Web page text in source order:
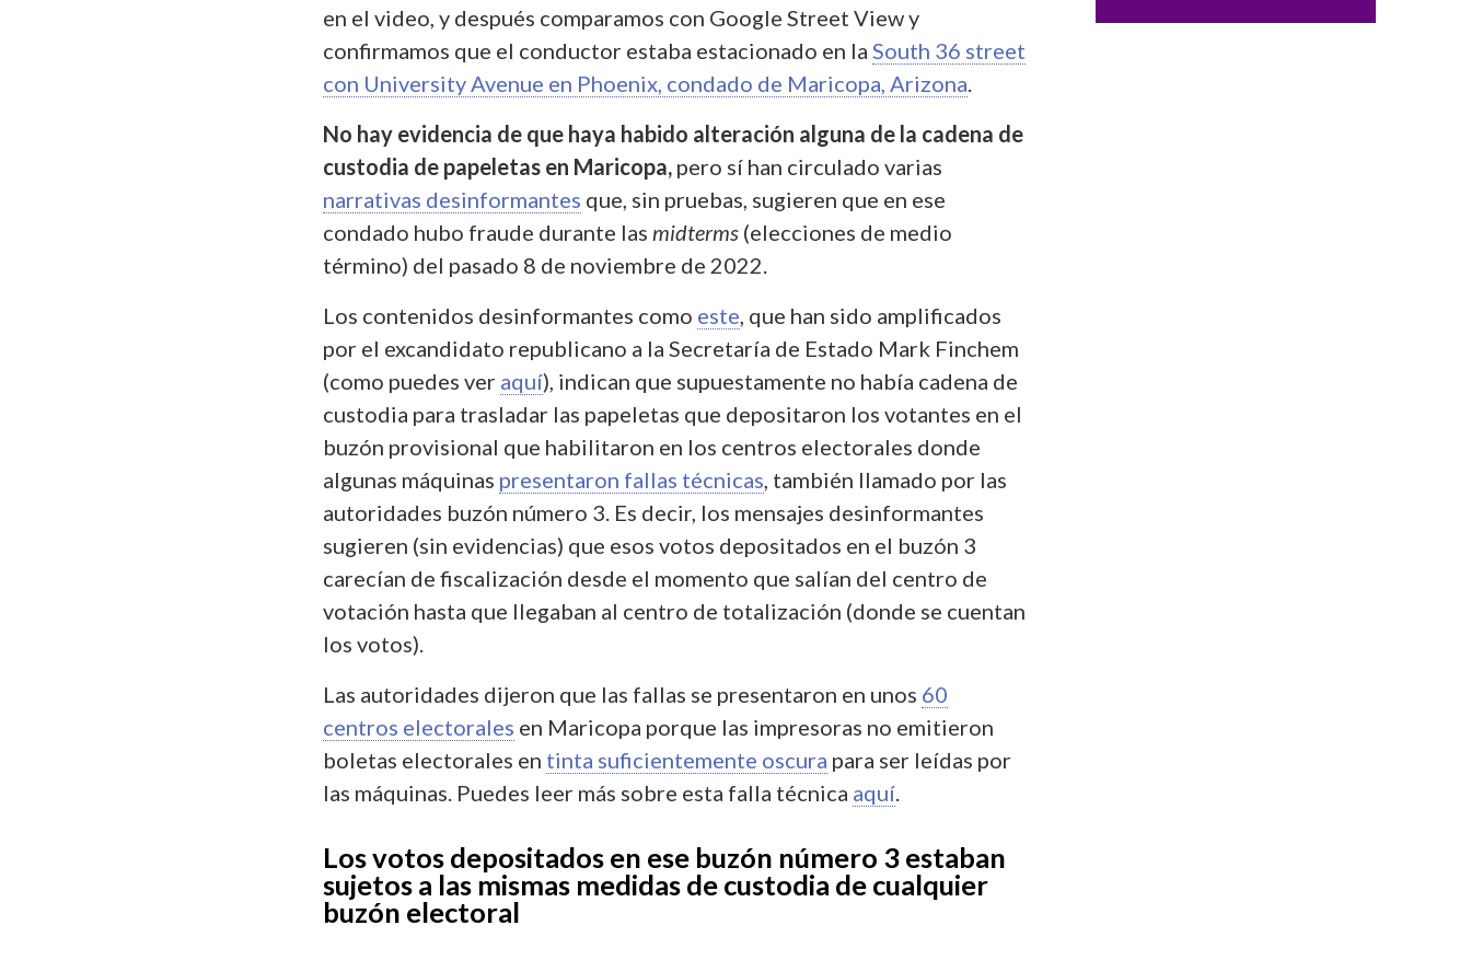
en el video, y después comparamos con Google Street View y
confirmamos que el conductor estaba estacionado en la South 36 street
con University Avenue en Phoenix, condado de Maricopa, Arizona.
No hay evidencia de que haya habido alteración alguna de la cadena de
custodia de papeletas en Maricopa, pero sí han circulado varias
narrativas desinformantes que, sin pruebas, sugieren que en ese
condado hubo fraude durante las midterms (elecciones de medio
término) del pasado 8 de noviembre de 2022.
Los contenidos desinformantes como este, que han sido amplificados
por el excandidato republicano a la Secretaría de Estado Mark Finchem
(como puedes ver aquí), indican que supuestamente no había cadena de
custodia para trasladar las papeletas que depositaron los votantes en el
buzón provisional que habilitaron en los centros electorales donde
algunas máquinas presentaron fallas técnicas, también llamado por las
autoridades buzón número 3. Es decir, los mensajes desinformantes
sugieren (sin evidencias) que esos votos depositados en el buzón 3
carecían de fiscalización desde el momento que salían del centro de
votación hasta que llegaban al centro de totalización (donde se cuentan
los votos).
Las autoridades dijeron que las fallas se presentaron en unos 60
centros electorales en Maricopa porque las impresoras no emitieron
boletas electorales en tinta suficientemente oscura para ser leídas por
las máquinas. Puedes leer más sobre esta falla técnica aquí.
Los votos depositados en ese buzón número 3 estaban
sujetos a las mismas medidas de custodia de cualquier
buzón electoral